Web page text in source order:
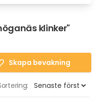
klinker"
Skapa bevakning